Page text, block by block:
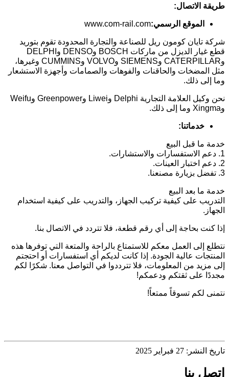
طريقة الاتصال:
الموقع الرسمي:www.com-rail.com
شركة تايان كومون ريل للصناعة والتجارة المحدودة تقوم بتوريد
قطع غيار الديزل من ماركات BOSCH وDENSO وDELPHI
وCATERPILLAR وSIEMENS وVOLVO وCUMMINS وغيرها،
مثل المضخات والحاقنات والفوهات والصمامات وأجهزة الاستشعار
وما إلى ذلك.
نحن وكيل العلامة التجارية Delphi وLiwei وGreenpower وWeifu
وXingma وما إلى ذلك.
خدماتنا:
خدمة ما قبل البيع
1. دعم الاستفسارات والاستشارات.
2. دعم اختبار العينات.
3. تفضل بزيارة مصنعنا.
خدمة ما بعد البيع
التدريب على كيفية تركيب الجهاز، والتدريب على كيفية استخدام
الجهاز.
إذا كنت بحاجة إلى أي رقم قطعة، فلا تتردد في الاتصال بنا.
نتطلع إلى العمل معكم للاستمتاع بالراحة والمتعة التي توفرها هذه
المنتجات عالية الجودة. إذا كانت لديكم أي استفسارات أو احتجتم
إلى مزيد من المعلومات، فلا تترددوا في التواصل معنا. شكرًا لكم
مجددًا على ثقتكم ودعمكم!
نتمنى لكم تسوقاً ممتعاً!
تاريخ النشر: 27 فبراير 2025
اتصل بنا